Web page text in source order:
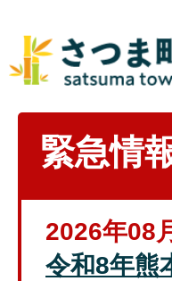
緊急情
2026年08
令和8年熊